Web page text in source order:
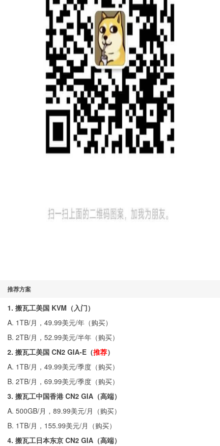
推荐方案
1. 搬瓦工美国 KVM（入门）
A. 1TB/月，49.99美元/年（购买）
B. 2TB/月，52.99美元/半年（购买）
2. 搬瓦工美国 CN2 GIA-E（推荐）
A. 1TB/月，49.99美元/季度（购买）
B. 2TB/月，69.99美元/季度（购买）
3. 搬瓦工中国香港 CN2 GIA（高端）
A. 500GB/月，89.99美元/月（购买）
B. 1TB/月，155.99美元/月（购买）
4. 搬瓦工日本东京 CN2 GIA（高端）